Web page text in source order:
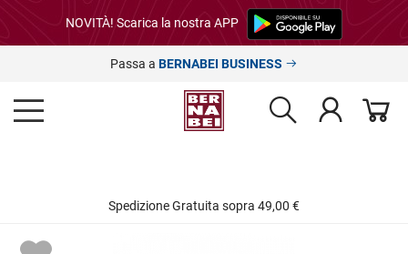
NOVITÀ! Scarica la nostra APP
Passa a BERNABEI BUSINESS
Spedizione Gratuita sopra 49,00 €